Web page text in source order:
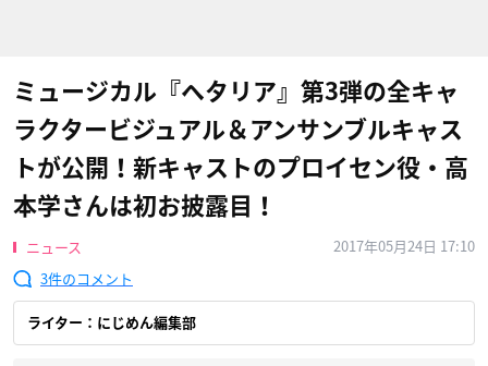
ミュージカル『ヘタリア』第3弾の全キャ
ラクタービジュアル＆アンサンブルキャス
トが公開！​新キャストのプロイセン役・高
本学さんは初お披露目！
ニュース
2017年05月24日 17:10
3
ライター：にじめん編集部